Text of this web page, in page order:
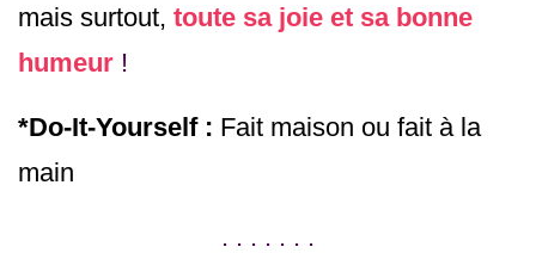
mais surtout, toute sa joie et sa bonne
humeur !
*Do-It-Yourself : Fait maison ou fait à la
main
. . . . . . .